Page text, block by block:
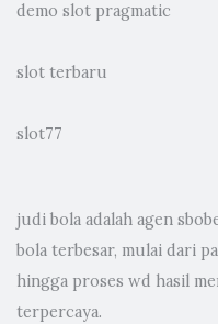
demo slot pragmatic
slot terbaru
slot77
judi bola adalah agen
bola terbesar, mulai dari
hingga proses wd hasil
terpercaya.